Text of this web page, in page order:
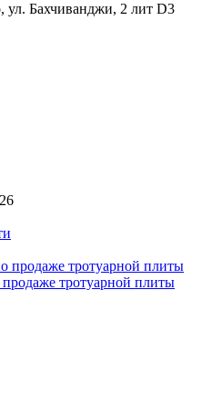
ул. Бахчиванджи, 2 лит D3
тротуарной плиты